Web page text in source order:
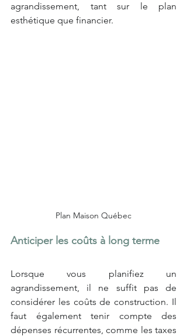
agrandissement, tant sur le plan
esthétique que financier.
Plan Maison Québec
Anticiper les coûts à long terme
Lorsque vous planifiez un
agrandissement, il ne suffit pas de
considérer les coûts de construction. Il
faut également tenir compte des
dépenses récurrentes, comme les taxes